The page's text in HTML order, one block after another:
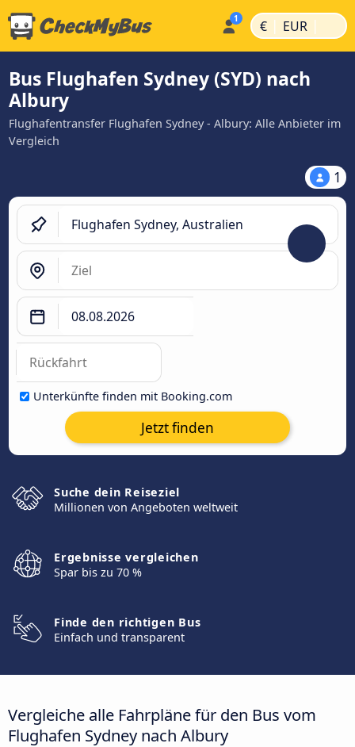
€ | EUR |
Bus Flughafen Sydney (SYD) nach
Albury
Flughafentransfer Flughafen Sydney - Albury: Alle Anbieter im
Vergleich
1
Unterkünfte finden mit Booking.com
Jetzt finden
Suche dein Reiseziel
Millionen von Angeboten weltweit
Ergebnisse vergleichen
Spar bis zu 70 %
Finde den richtigen Bus
Einfach und transparent
Vergleiche alle Fahrpläne für den Bus vom
Flughafen Sydney nach Albury